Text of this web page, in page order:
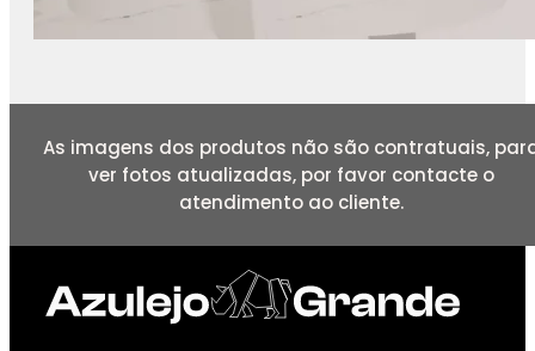
As imagens dos produtos não são contratuais,
ver fotos atualizadas, por favor contacte o
atendimento ao cliente.